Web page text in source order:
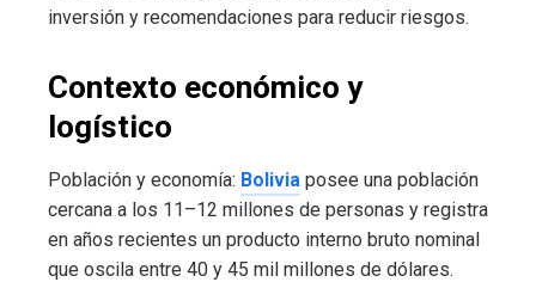
inversión y recomendaciones para reducir riesgos.
Contexto económico y
logístico
Población y economía: Bolivia posee una población
cercana a los 11–12 millones de personas y registra
en años recientes un producto interno bruto nominal
que oscila entre 40 y 45 mil millones de dólares.